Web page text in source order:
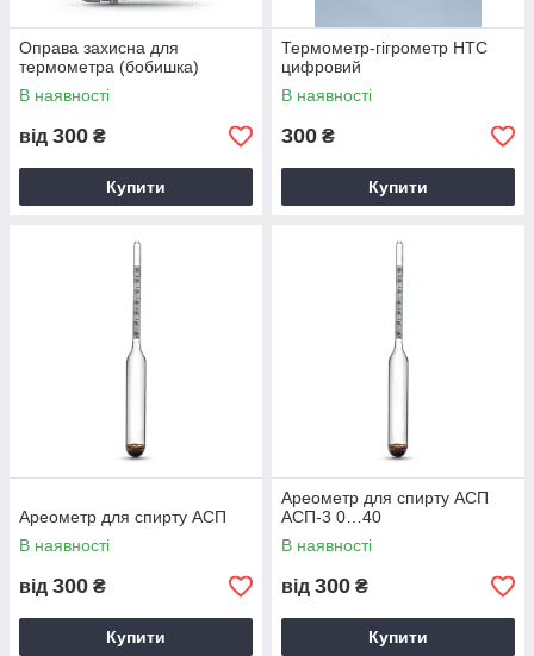
Оправа захисна для
термометра (бобишка)
В наявності
від 300 ₴
Купити
Термометр-гігрометр НТС
цифровий
В наявності
300 ₴
Купити
Ареометр для спирту АСП
В наявності
від 300 ₴
Купити
Ареометр для спирту АСП
АСП-3 0…40
В наявності
від 300 ₴
Купити